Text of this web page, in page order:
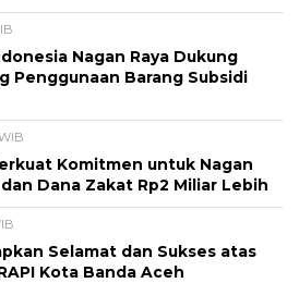
Nagan Raya Dukung
Penggunaan Barang Subsidi
Komitmen untuk Nagan
Dana Zakat Rp2 Miliar Lebih
Selamat dan Sukses atas
Kota Banda Aceh